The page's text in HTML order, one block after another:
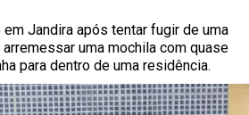
Jandira após tentar fugir de uma
uma mochila com quase
para dentro de uma residência.